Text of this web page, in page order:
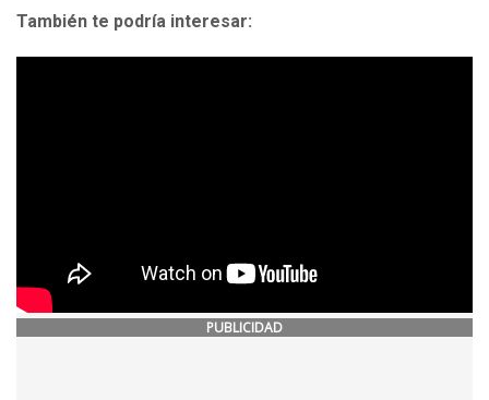
También te podría interesar:
PUBLICIDAD